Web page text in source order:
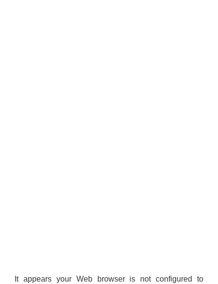
It appears your Web browser is not configured to